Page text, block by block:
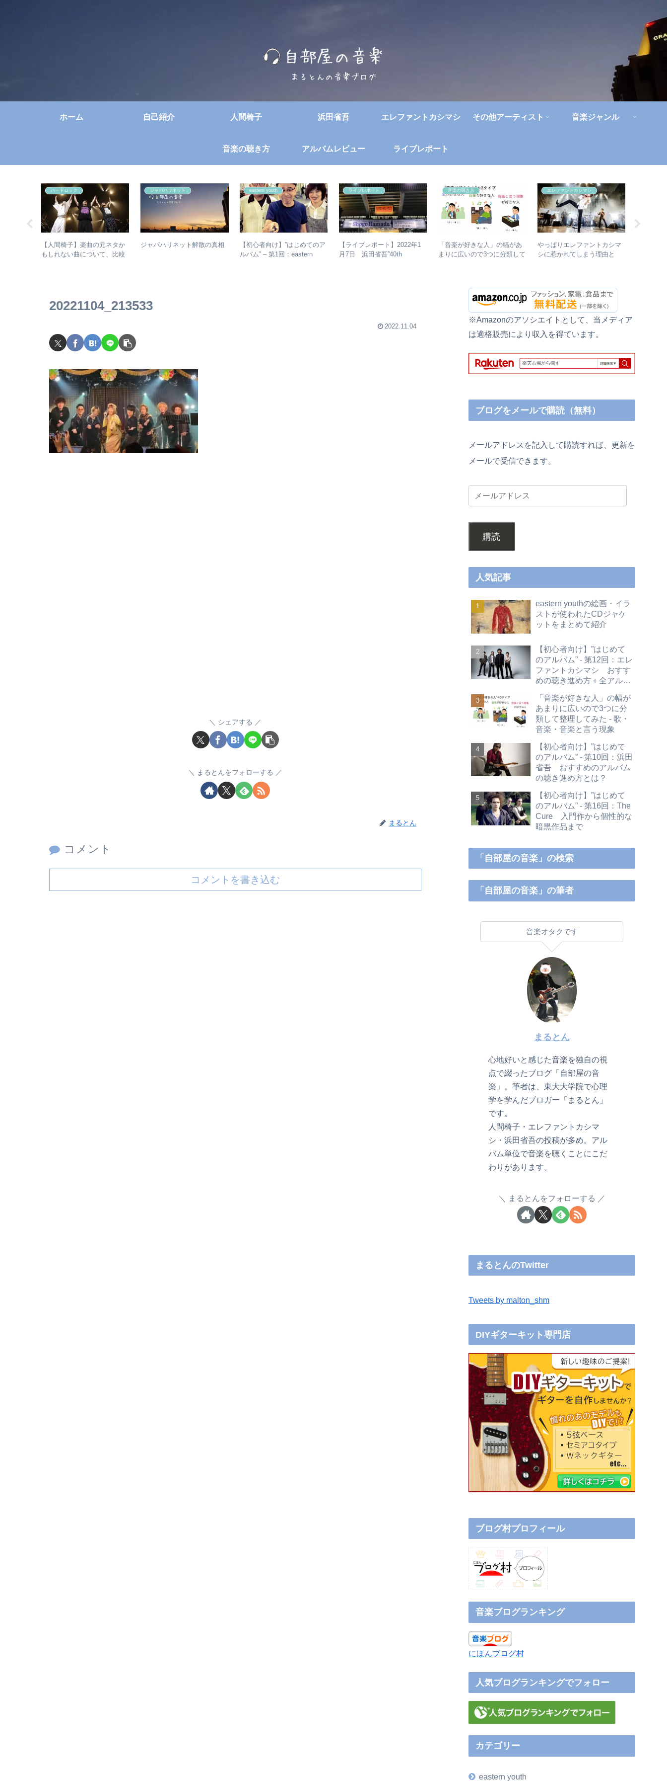
ホーム 自己紹介 人間椅子 浜田省吾 エレファントカシマシ その他アーティスト 音楽ジャンル
音楽の聴き方 アルバムレビュー ライブレポート
ハードロック
【人間椅子】楽曲の元ネタか
もしれない曲について、比較
ジャパハリネット
ジャパハリネット解散の真相
eastern youth
【初心者向け】”はじめてのア
ルバム” – 第1回：eastern
ライブレポート
【ライブレポート】2022年1
月7日 浜田省吾”40th
音楽の聴き方
「音楽が好きな人」の幅があ
まりに広いので3つに分類して
エレファントカシマシ
やっぱりエレファントカシマ
シに惹かれてしまう理由と
20221104_213533
2022.11.04
シェアする
まるとんをフォローする
まるとん
コメント
コメントを書き込む
※Amazonのアソシエイトとして、当メディア
は適格販売により収入を得ています。
ブログをメールで購読（無料）
メールアドレスを記入して購読すれば、更新を
メールで受信できます。
購読
人気記事
eastern youthの絵画・イラ
ストが使われたCDジャケ
ットをまとめて紹介
【初心者向け】”はじめて
のアルバム” - 第12回：エレ
ファントカシマシ おすす
めの聴き進め方＋全アルバ
「音楽が好きな人」の幅が
あまりに広いので3つに分
類して整理してみた - 歌・
音楽・音楽と言う現象
【初心者向け】”はじめて
のアルバム” - 第10回：浜田
省吾 おすすめのアルバム
の聴き進め方とは？
【初心者向け】”はじめて
のアルバム” - 第16回：The
Cure 入門作から個性的な
暗黒作品まで
「自部屋の音楽」の検索
「自部屋の音楽」の筆者
音楽オタクです
まるとん
心地好いと感じた音楽を独自の視
点で綴ったブログ「自部屋の音
楽」。筆者は、東大大学院で心理
学を学んだブロガー「まるとん」
です。
人間椅子・エレファントカシマ
シ・浜田省吾の投稿が多め。アル
バム単位で音楽を聴くことにこだ
わりがあります。
まるとんをフォローする
まるとんのTwitter
Tweets by malton_shm
DIYギターキット専門店
ブログ村プロフィール
音楽ブログランキング
にほんブログ村
人気ブログランキングでフォロー
カテゴリー
eastern youth